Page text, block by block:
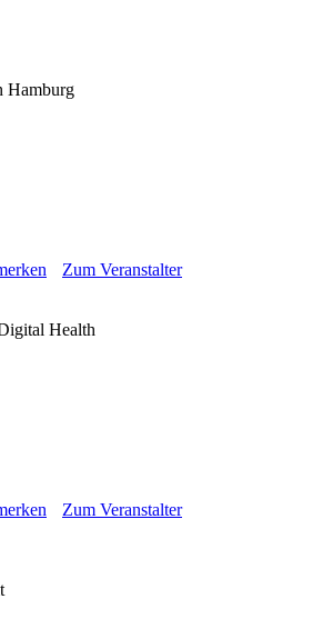
Hamburg
Zum Veranstalter
Health
Zum Veranstalter